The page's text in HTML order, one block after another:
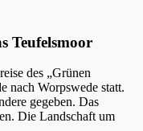
Teufelsmoor
des „Grünen
nach Worpswede statt.
gegeben. Das
Die Landschaft um